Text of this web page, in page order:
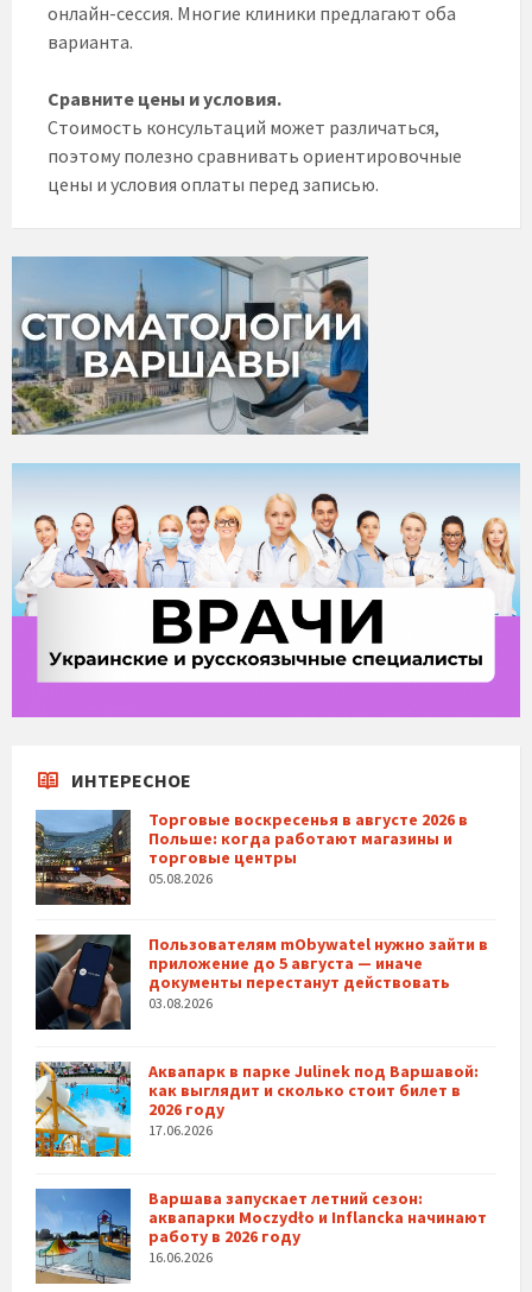
онлайн-сессия. Многие клиники предлагают оба
варианта.
Сравните цены и условия.
Стоимость консультаций может различаться,
поэтому полезно сравнивать ориентировочные
цены и условия оплаты перед записью.
ИНТЕРЕСНОЕ
Торговые воскресенья в августе 2026 в
Польше: когда работают магазины и
торговые центры
05.08.2026
Пользователям mObywatel нужно зайти в
приложение до 5 августа — иначе
документы перестанут действовать
03.08.2026
Аквапарк в парке Julinek под Варшавой:
как выглядит и сколько стоит билет в
2026 году
17.06.2026
Варшава запускает летний сезон:
аквапарки Moczydło и Inflancka начинают
работу в 2026 году
16.06.2026